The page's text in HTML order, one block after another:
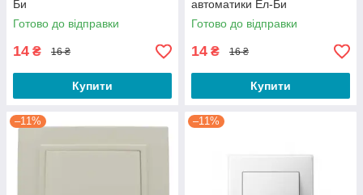
Би
Готово до відправки
14 ₴ 16 ₴
Купити
автоматики Ел-Би
Готово до відправки
14 ₴ 16 ₴
Купити
–11% –11%